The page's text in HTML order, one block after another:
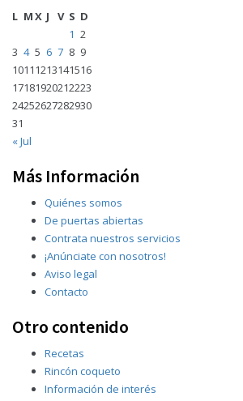
L MX J V S D
1 2
3 4 5 6 7 8 9
10111213141516
17181920212223
24252627282930
31
« Jul
Más Información
Quiénes somos
De puertas abiertas
Contrata nuestros servicios
¡Anúnciate con nosotros!
Aviso legal
Contacto
Otro contenido
Recetas
Rincón coqueto
Información de interés